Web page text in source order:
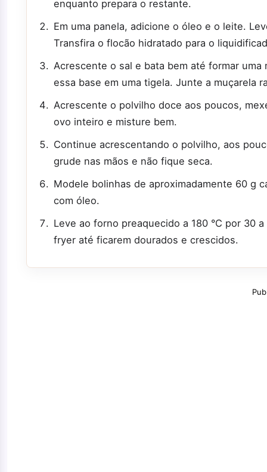
enquanto prepara o restante.
Em uma panela, adicione o óleo e o leite.
Transfira o flocão hidratado para o
Acrescente o sal e bata bem até formar
essa base em uma tigela. Junte a muçarela
Acrescente o polvilho doce aos poucos,
ovo inteiro e misture bem.
Continue acrescentando o polvilho, aos
grude nas mãos e não fique seca.
Modele bolinhas de aproximadamente 60 g
com óleo.
Leve ao forno preaquecido a 180 °C por 30
fryer até ficarem dourados e crescidos.